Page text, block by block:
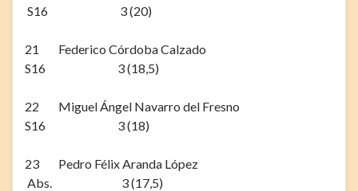
S16 3 (20)
21 Federico Córdoba Calzado
S16 3 (18,5)
22 Miguel Ángel Navarro del Fresno
S16 3 (18)
23 Pedro Félix Aranda López
Abs. 3 (17,5)